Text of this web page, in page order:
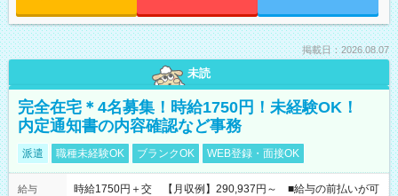
掲載日：2026.08.07
未読
完全在宅＊4名募集！時給1750円！未経験OK！
内定通知書の内容確認など事務
派遣 職種未経験OK ブランクOK WEB登録・面接OK
給与
時給1750円＋交 【月収例】290,937円～ ■給与の前払いが可